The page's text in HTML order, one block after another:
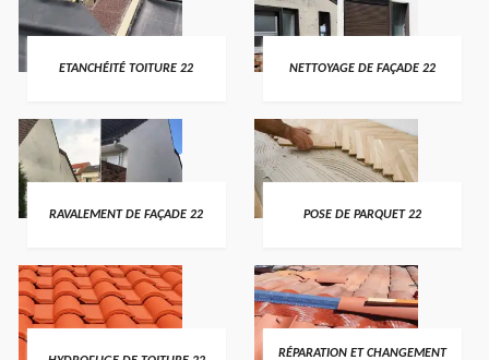
ETANCHÉITÉ TOITURE 22 NETTOYAGE DE FAÇADE 22
RAVALEMENT DE FAÇADE 22 POSE DE PARQUET 22
RÉPARATION ET CHANGEMENT